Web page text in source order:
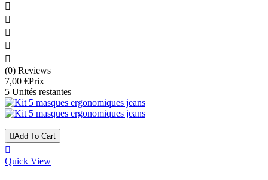





(0) Reviews
7,00 €Prix
5 Unités restantes
Add To Cart

Quick View